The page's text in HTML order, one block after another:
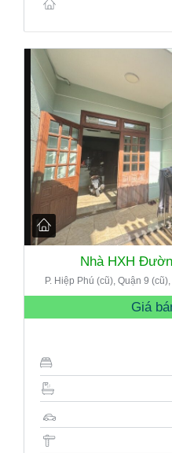
Nhà HXH
P. Hiệp Phú (cũ), Quận 9
Giá